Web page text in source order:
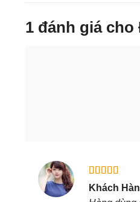
1 đánh giá cho
Được xếp
hạng55
Khách